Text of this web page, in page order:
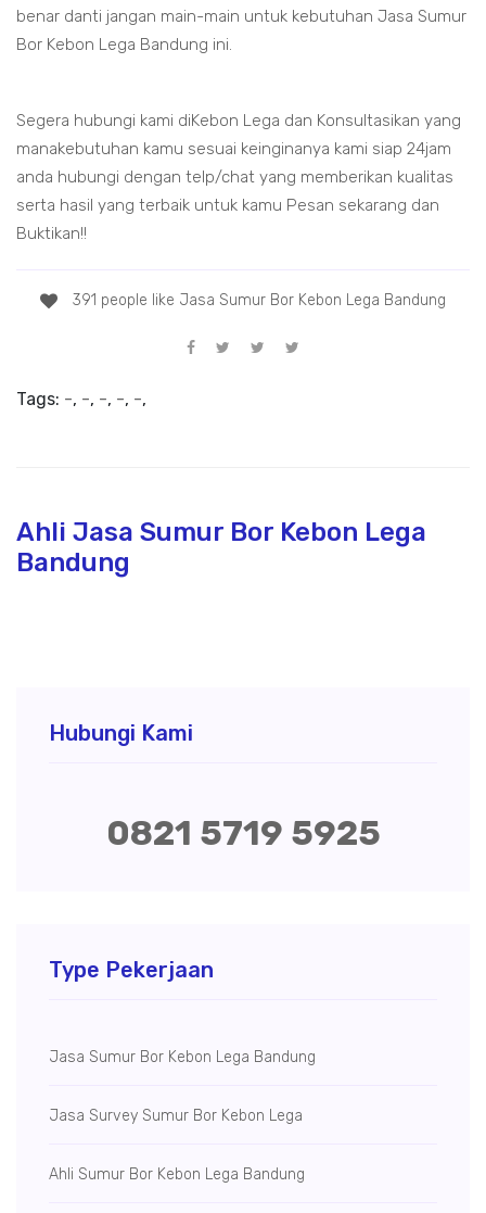
benar danti jangan main-main untuk kebutuhan Jasa Sumur
Bor Kebon Lega Bandung ini.
Segera hubungi kami diKebon Lega dan Konsultasikan yang
manakebutuhan kamu sesuai keinginanya kami siap 24jam
anda hubungi dengan telp/chat yang memberikan kualitas
serta hasil yang terbaik untuk kamu Pesan sekarang dan
Buktikan!!
391 people like Jasa Sumur Bor Kebon Lega Bandung
Tags: -, -, -, -, -,
Ahli Jasa Sumur Bor Kebon Lega
Bandung
Hubungi Kami
0821 5719 5925
Type Pekerjaan
Jasa Sumur Bor Kebon Lega Bandung
Jasa Survey Sumur Bor Kebon Lega
Ahli Sumur Bor Kebon Lega Bandung